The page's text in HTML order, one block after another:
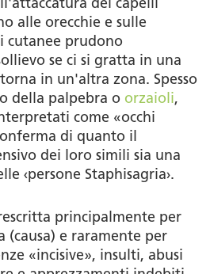
alle orecchie e sulle
cutanee prudono
se ci si gratta in una
in un'altra zona. Spesso
della palpebra o orzaioli,
come «occhi
di quanto il
dei loro simili sia una
‹persone Staphisagria›.
principalmente per
(causa) e raramente per
«incisive», insulti, abusi